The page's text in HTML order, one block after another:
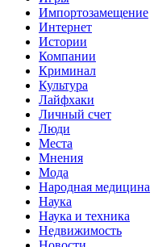
Импортозамещение
Интернет
Истории
Компании
Криминал
Культура
Лайфхаки
Личный счет
Люди
Места
Мнения
Мода
Народная медицина
Наука
Наука и техника
Недвижимость